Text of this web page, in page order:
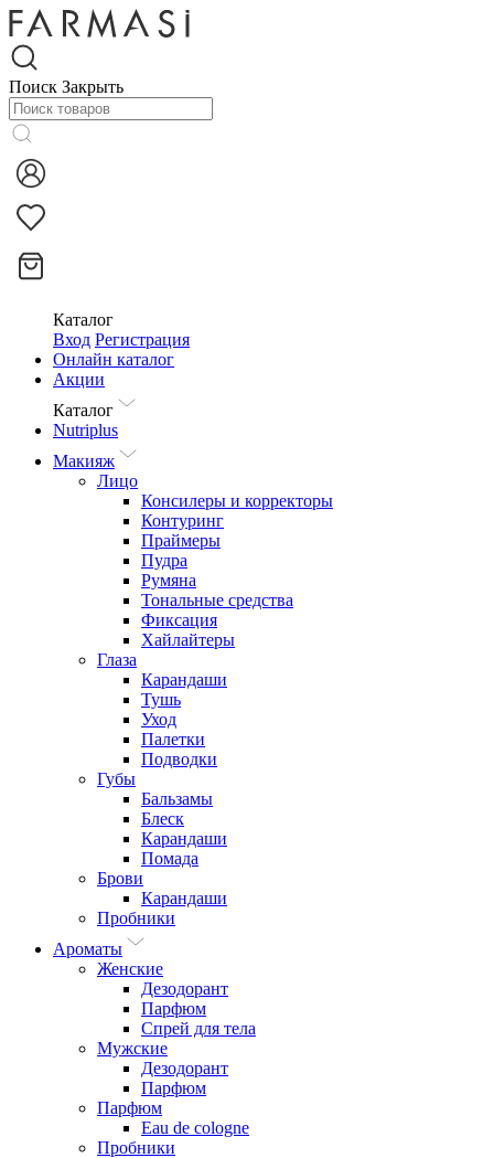
Поиск Закрыть
Каталог
Вход Регистрация
Онлайн каталог
Акции
Каталог
Nutriplus
Макияж
Лицо
Консилеры и корректоры
Контуринг
Праймеры
Пудра
Румяна
Тональные средства
Фиксация
Хайлайтеры
Глаза
Карандаши
Тушь
Уход
Палетки
Подводки
Губы
Бальзамы
Блеск
Карандаши
Помада
Брови
Карандаши
Пробники
Ароматы
Женские
Дезодорант
Парфюм
Спрей для тела
Мужские
Дезодорант
Парфюм
Парфюм
Eau de cologne
Пробники